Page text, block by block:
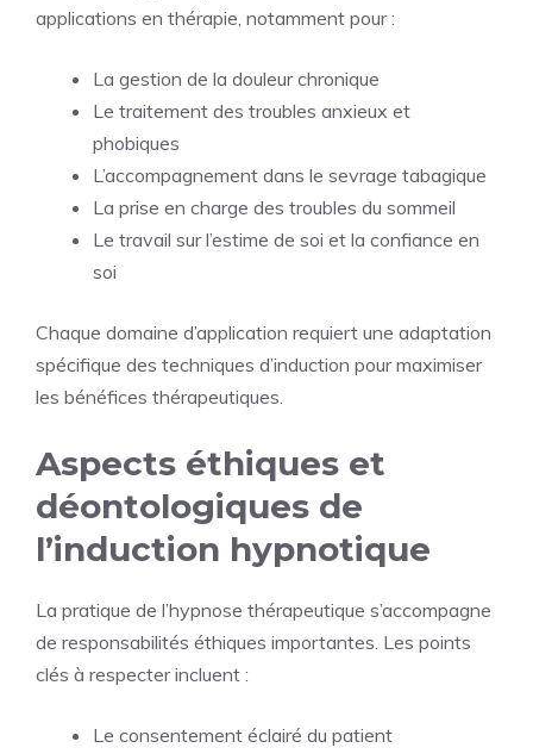
applications en thérapie, notamment pour :
La gestion de la douleur chronique
Le traitement des troubles anxieux et
phobiques
L’accompagnement dans le sevrage tabagique
La prise en charge des troubles du sommeil
Le travail sur l’estime de soi et la confiance en
soi
Chaque domaine d’application requiert une adaptation
spécifique des techniques d’induction pour maximiser
les bénéfices thérapeutiques.
Aspects éthiques et
déontologiques de
l’induction hypnotique
La pratique de l’hypnose thérapeutique s’accompagne
de responsabilités éthiques importantes. Les points
clés à respecter incluent :
Le consentement éclairé du patient